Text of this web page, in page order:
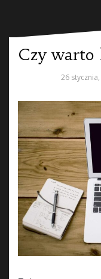
Czy warto
26